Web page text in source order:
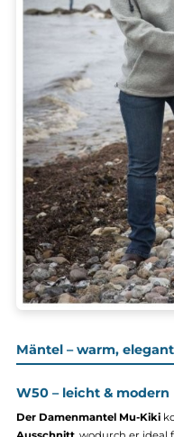
Mu-Line
309,90 €*
Details